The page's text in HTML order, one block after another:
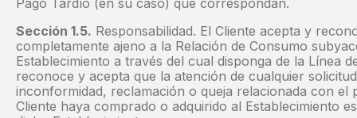
Pago Tardío (en su caso) que correspondan.
Sección 1.5. Responsabilidad. El Cliente acepta y
completamente ajeno a la Relación de Consumo
Establecimiento a través del cual disponga de la Línea
reconoce y acepta que la atención de cualquier
inconformidad, reclamación o queja relacionada con el
Cliente haya comprado o adquirido al Establecimiento